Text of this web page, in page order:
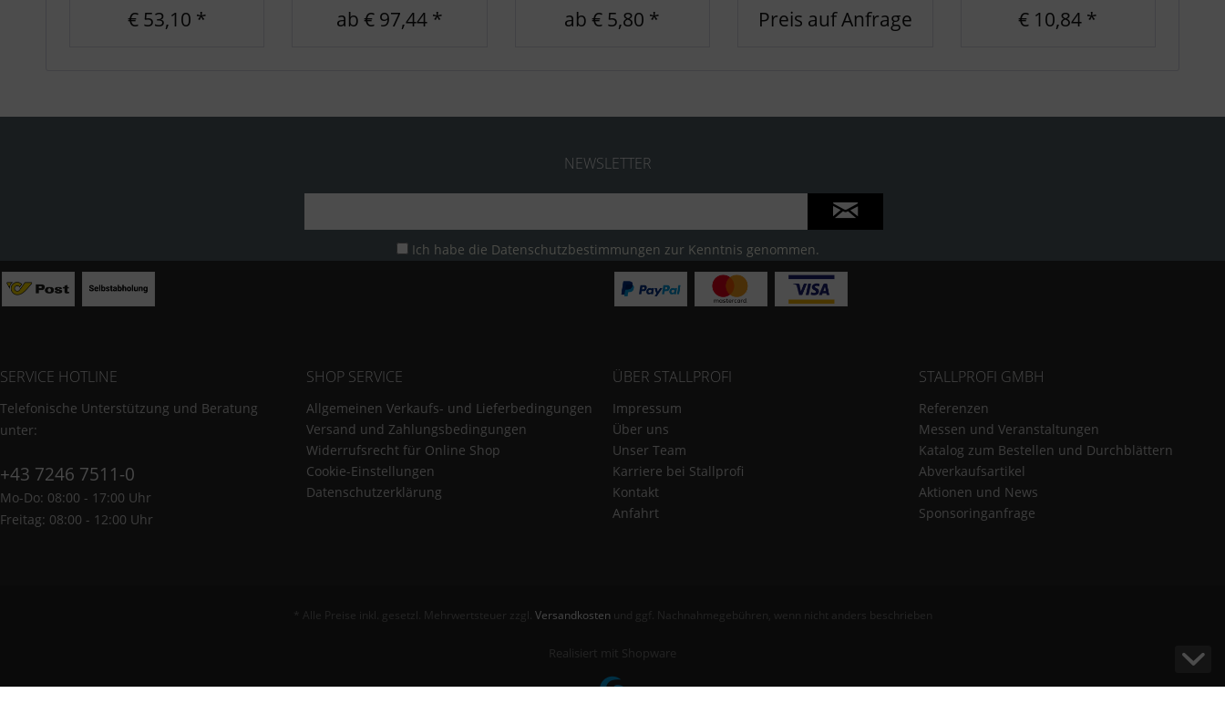
€ 53,10 * ab € 97,44 * ab € 5,80 * Preis auf Anfrage € 10,84 *
NEWSLETTER
Ich habe die Datenschutzbestimmungen zur Kenntnis genommen.
SERVICE HOTLINE
Telefonische Unterstützung und Beratung
unter:
+43 7246 7511-0
Mo-Do: 08:00 - 17:00 Uhr
Freitag: 08:00 - 12:00 Uhr
SHOP SERVICE
Allgemeinen Verkaufs- und Lieferbedingungen
Versand und Zahlungsbedingungen
Widerrufsrecht für Online Shop
Cookie-Einstellungen
Datenschutzerklärung
ÜBER STALLPROFI
Impressum
Über uns
Unser Team
Karriere bei Stallprofi
Kontakt
Anfahrt
STALLPROFI GMBH
Referenzen
Messen und Veranstaltungen
Katalog zum Bestellen und Durchblättern
Abverkaufsartikel
Aktionen und News
Sponsoringanfrage
* Alle Preise inkl. gesetzl. Mehrwertsteuer zzgl. Versandkostenund ggf. Nachnahmegebühren, wenn nicht anders beschrieben
Realisiert mit Shopware